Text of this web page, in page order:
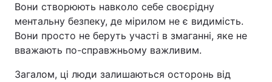
Вони створюють навколо себе своєрідну
ментальну безпеку, де мірилом не є видимість.
Вони просто не беруть участі в змаганні, яке не
вважають по-справжньому важливим.
Загалом, ці люди залишаються осторонь від